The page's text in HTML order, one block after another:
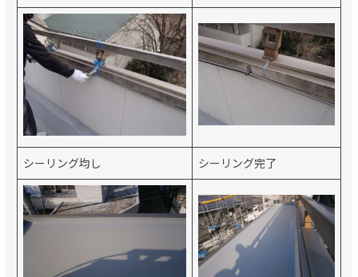
シーリング均し シーリング完了